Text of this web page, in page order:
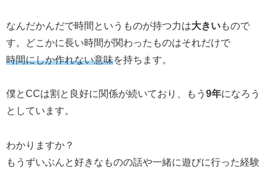
なんだかんだで時間というものが持つ力は大きいもので
す。どこかに長い時間が関わったものはそれだけで
時間にしか作れない意味を持ちます。
僕とCCは割と良好に関係が続いており、もう 9年になろう
としています。
わかりますか？
もうずいぶんと好きなものの話や一緒に遊びに行った経験